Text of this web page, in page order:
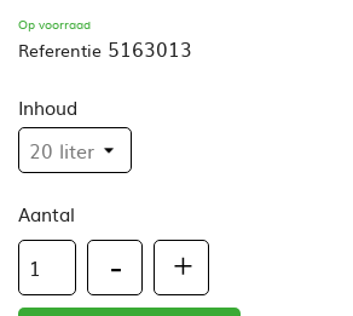
Op voorraad
Referentie 5163013
Inhoud
Aantal